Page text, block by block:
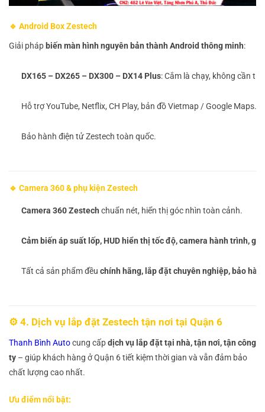
🔹 Android Box Zestech
Giải pháp biến màn hình nguyên bản thành Android thông minh:
DX165 – DX265 – DX300 – DX14 Plus: Cắm là chạy, không cần
Hỗ trợ YouTube, Netflix, CH Play, bản đồ Vietmap / Google Maps.
Bảo hành điện tử Zestech toàn quốc.
🔹 Camera 360 & phụ kiện Zestech
Camera 360 Zestech chuẩn nét, hiển thị góc nhìn toàn cảnh.
Cảm biến áp suất lốp, HUD hiển thị tốc độ, camera hành trình,
Tất cả sản phẩm đều chính hãng, lắp đặt chuyên nghiệp, bảo
⚙️ 4. Dịch vụ lắp đặt Zestech tận nơi tại Quận 6
Thanh Bình Autocung cấpdịch vụ lắp đặt tại nhà, tận nơi, tận công
ty – giúp khách hàng ở Quận 6 tiết kiệm thời gian và vẫn đảm bảo
chất lượng cao nhất.
Ưu điểm nổi bật: